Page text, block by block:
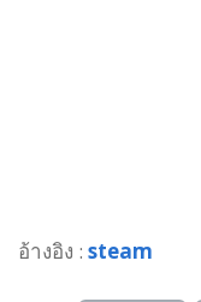
อ้างอิง : steam